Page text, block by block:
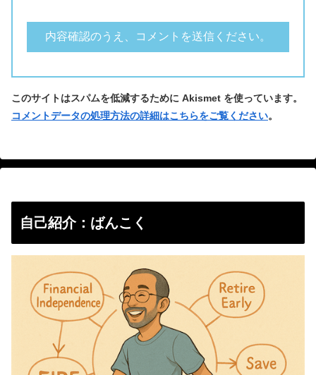
このサイトはスパムを低減するために Akismet を使っています。
コメントデータの処理方法の詳細はこちらをご覧ください。
自己紹介：ばんこく